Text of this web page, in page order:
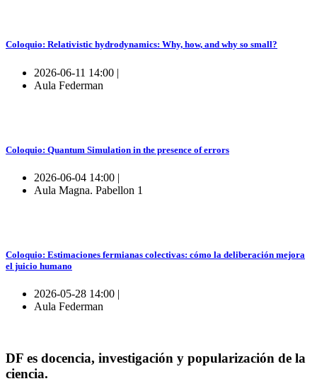
Coloquio: Relativistic hydrodynamics: Why, how, and why so small?
2026-06-11 14:00 |
Aula Federman
Coloquio: Quantum Simulation in the presence of errors
2026-06-04 14:00 |
Aula Magna. Pabellon 1
Coloquio: Estimaciones fermianas colectivas: cómo la deliberación mejora
el juicio humano
2026-05-28 14:00 |
Aula Federman
DF es docencia, investigación y popularización de la
ciencia.